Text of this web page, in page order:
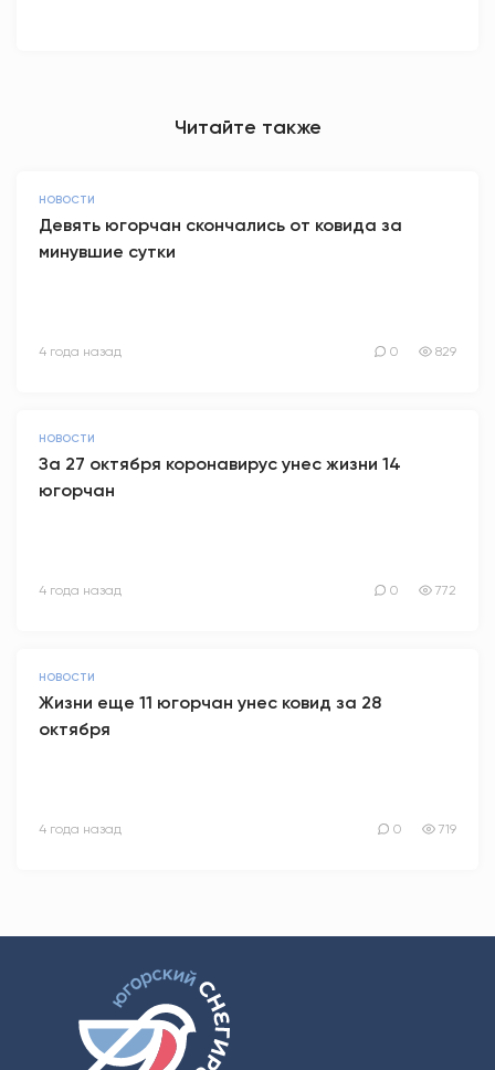
Читайте также
НОВОСТИ
Девять югорчан скончались от ковида за
минувшие сутки
4 года назад 0 829
НОВОСТИ
За 27 октября коронавирус унес жизни 14
югорчан
4 года назад 0 772
НОВОСТИ
Жизни еще 11 югорчан унес ковид за 28
октября
4 года назад 0 719